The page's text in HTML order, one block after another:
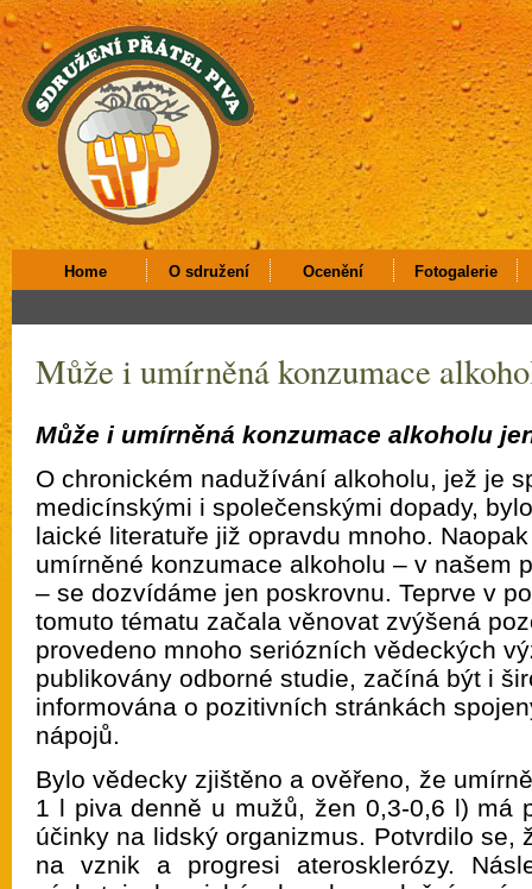
Home O sdružení Ocenění Fotogalerie
Může i umírněná konzumace
Může i umírněná konzumace alkoholu
O chronickém nadužívání alkoholu, jež je
medicínskými i společenskými dopady,
laické literatuře již opravdu mnoho.
umírněné konzumace alkoholu – v našem
– se dozvídáme jen poskrovnu. Teprve v
tomuto tématu začala věnovat zvýšená
provedeno mnoho seriózních vědeckých
publikovány odborné studie, začíná být i
informována o pozitivních stránkách
nápojů.
Bylo vědecky zjištěno a ověřeno, že
1 l piva denně u mužů, žen 0,3-0,6 l) má
účinky na lidský organizmus. Potvrdilo se,
na vznik a progresi aterosklerózy.